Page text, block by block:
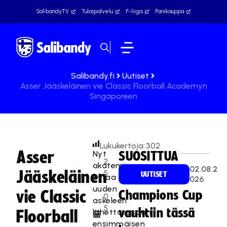
SalibandyTV Tulospalvelu F-liiga Fanikauppa
Salibandy.fi
Uutiset
Asser Jääskeläinen vie Classic Floorball Academyn
Singaporeen
Asser
Jääskeläinen
vie Classic
Floorball
2
5
.
0
5
.
Lukukertoja: 302
Nyt
akatemia
ottaa
uuden
askeleen
lähettäessään
ensimmäisen
SUOSITTUA
UUTISET
02.08.2
026
Champions Cup
vauhtiin tässä